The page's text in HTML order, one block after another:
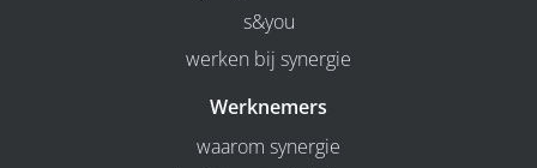
s&you
werken bij synergie
Werknemers
waarom synergie